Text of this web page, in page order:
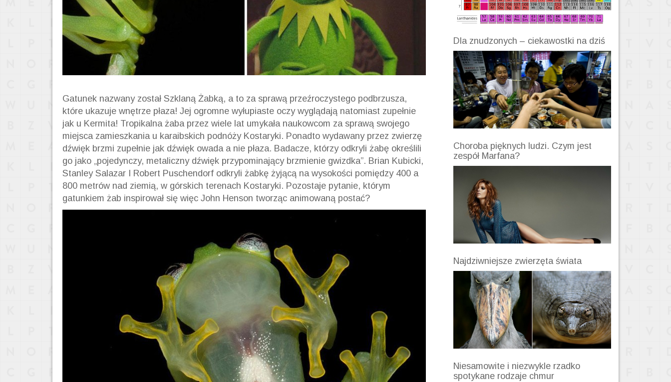
Gatunek nazwany został Szklaną Żabką, a to za sprawą przeźroczystego podbrzusza,
które ukazuje wnętrze płaza! Jej ogromne wyłupiaste oczy wyglądają natomiast zupełnie
jak u Kermita! Tropikalna żaba przez wiele lat umykała naukowcom za sprawą swojego
miejsca zamieszkania u karaibskich podnóży Kostaryki. Ponadto wydawany przez zwierzę
dźwięk brzmi zupełnie jak dźwięk owada a nie płaza. Badacze, którzy odkryli żabę określili
go jako „pojedynczy, metaliczny dźwięk przypominający brzmienie gwizdka”. Brian Kubicki,
Stanley Salazar I Robert Puschendorf odkryli żabkę żyjącą na wysokości pomiędzy 400 a
800 metrów nad ziemią, w górskich terenach Kostaryki. Pozostaje pytanie, którym
gatunkiem żab inspirował się więc John Henson tworząc animowaną postać?
Dla znudzonych – ciekawostki na dziś
Choroba pięknych ludzi. Czym jest
zespół Marfana?
Najdziwniejsze zwierzęta świata
Niesamowite i niezwykle rzadko
spotykane rodzaje chmur